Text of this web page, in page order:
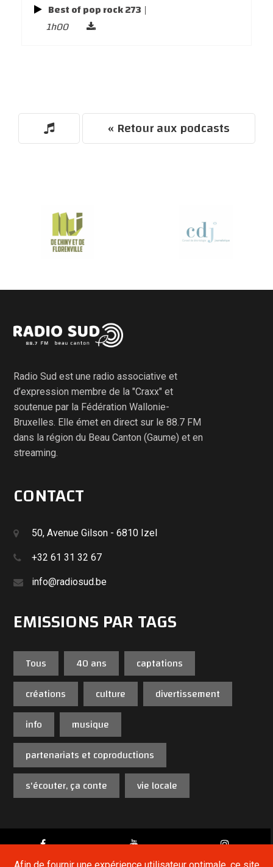
Best of pop rock 273 |
1h00
« Retour aux podcasts
Radio Sud est une radio associative et
d’expression membre de la "Craxx" et
soutenue par la Fédération Wallonie-
Bruxelles. Elle émet en direct sur le 88.7 FM
dans la région du Beau Canton (Gaume) et en
streaming.
CONTACT
50, Avenue Gilson - 6810 Izel
+32 61 31 32 67
info@radiosud.be
EMISSIONS PAR TAGS
Tous 40 ans
captations
créations
culture
divertissement
info
musique
partenariats et coproductions
s'écouter, ça conte
vie locale